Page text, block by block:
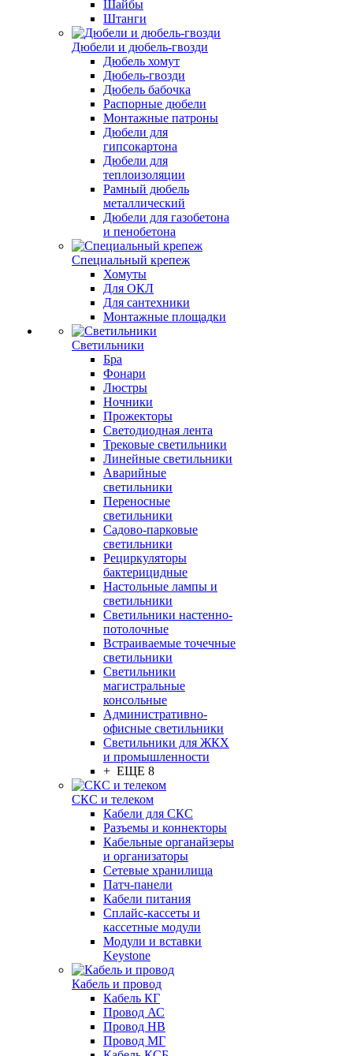
Шайбы
Штанги
Дюбели и дюбель-гвозди
Дюбель хомут
Дюбель-гвозди
Дюбель бабочка
Распорные дюбели
Монтажные патроны
Дюбели для
гипсокартона
Дюбели для
теплоизоляции
Рамный дюбель
металлический
Дюбели для газобетона
и пенобетона
Специальный крепеж
Хомуты
Для ОКЛ
Для сантехники
Монтажные площадки
Светильники
Бра
Фонари
Люстры
Ночники
Прожекторы
Светодиодная лента
Трековые светильники
Линейные светильники
Аварийные
светильники
Переносные
светильники
Садово-парковые
светильники
Рециркуляторы
бактерицидные
Настольные лампы и
светильники
Светильники настенно-
потолочные
Встраиваемые точечные
светильники
Светильники
магистральные
консольные
Административно-
офисные светильники
Светильники для ЖКХ
и промышленности
+ ЕЩЕ 8
СКС и телеком
Кабели для СКС
Разъемы и коннекторы
Кабельные органайзеры
и организаторы
Сетевые хранилища
Патч-панели
Кабели питания
Сплайс-кассеты и
кассетные модули
Модули и вставки
Keystone
Кабель и провод
Кабель КГ
Провод АС
Провод НВ
Провод МГ